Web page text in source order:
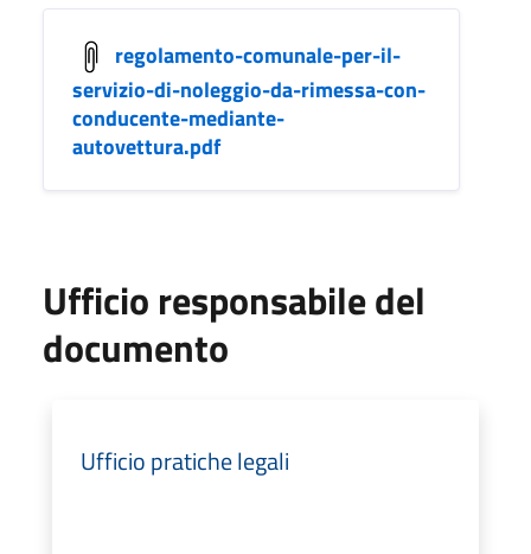
regolamento-comunale-per-il-
servizio-di-noleggio-da-rimessa-con-
conducente-mediante-
autovettura.pdf
Ufficio responsabile del
documento
Ufficio pratiche legali